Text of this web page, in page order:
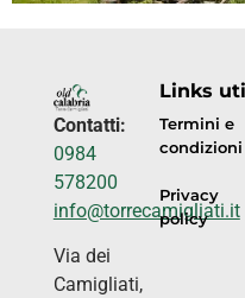
Contatti:
0984
578200
info@torrecamigliati.it
Via dei
Camigliati,
Links
Termini e
condizioni
Privacy
policy